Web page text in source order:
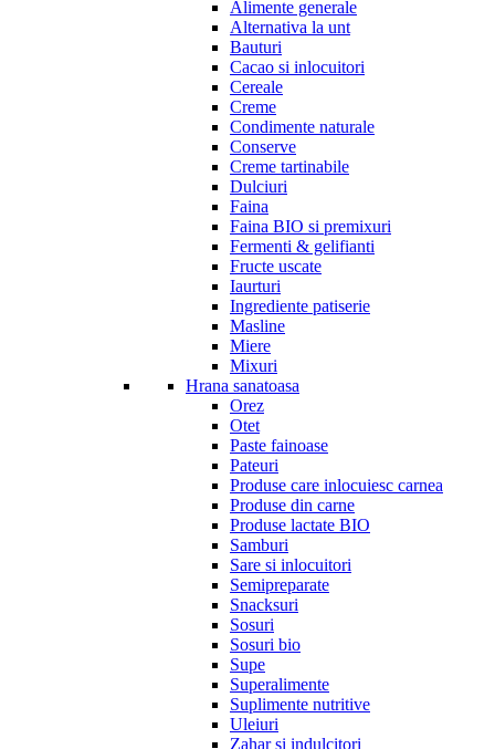
Alimente generale
Alternativa la unt
Bauturi
Cacao si inlocuitori
Cereale
Creme
Condimente naturale
Conserve
Creme tartinabile
Dulciuri
Faina
Faina BIO si premixuri
Fermenti & gelifianti
Fructe uscate
Iaurturi
Ingrediente patiserie
Masline
Miere
Mixuri
Hrana sanatoasa
Orez
Otet
Paste fainoase
Pateuri
Produse care inlocuiesc carnea
Produse din carne
Produse lactate BIO
Samburi
Sare si inlocuitori
Semipreparate
Snacksuri
Sosuri
Sosuri bio
Supe
Superalimente
Suplimente nutritive
Uleiuri
Zahar si indulcitori